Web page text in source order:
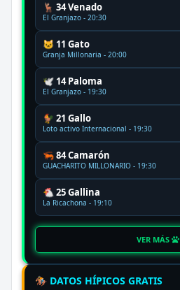
🦌 34 Venado
El Granjazo - 20:30
🐱 11 Gato
Granja Millonaria - 20:00
🕊️ 14 Paloma
El Granjazo - 19:30
🐓 21 Gallo
Loto activo Internacional - 19:30
🦐 84 Camarón
GUACHARITO MILLONARIO - 19:30
🐔 25 Gallina
La Ricachona - 19:10
VER MÁS
🏇 DATOS HÍPICOS GRATIS